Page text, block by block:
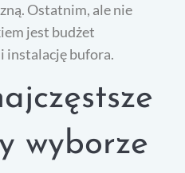
Ostatnim, ale nie
jest budżet
instalację bufora.
wyborze